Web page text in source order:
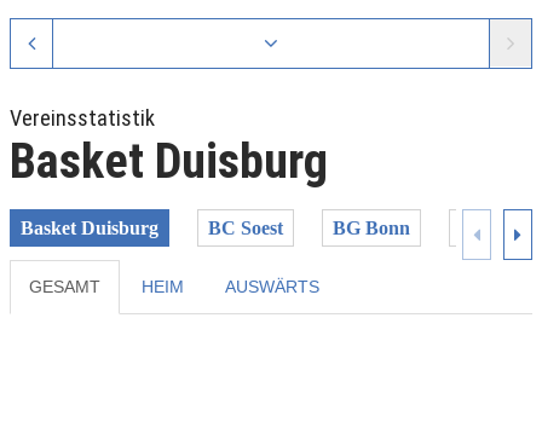
Vereinsstatistik
Basket Duisburg
Basket Duisburg BC Soest BG Bonn
GESAMT HEIM AUSWÄRTS